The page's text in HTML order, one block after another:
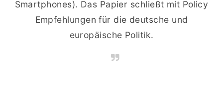
Smartphones). Das Papier schließt mit Policy
Empfehlungen für die deutsche und
europäische Politik.